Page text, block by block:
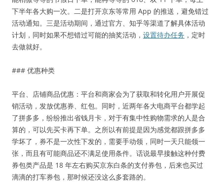
下半年各大购一次。二是打开京东等常用 App 的推送，避免错过
活动通知。三是活动期间，通过官方、知乎等渠道了解具体活动
计划，同时如果不想错过可能的抽奖活动， 设置待办任务 ，定时
去做就好。
### 优惠种类
平台、店铺商品优惠：平台和商家会为了获取和转化用户开展促
销活动，发放优惠券、红包。同时，近两年各大电商平台都学起
了拼多多，纷纷推出省钱月卡，对于有集中性购物需求的人是合
算的，可以先买卡再下单。之所以有前提是因为感觉都跟拼多多
学坏了，券不是一次性下发的，需要手动领，同时一天只能领一
张，而且有可能商品还不满足使用条件。话说最早接触这种付费
券包类产品是 18 年左右购买京东白条的支付券包，后来也买过
滴滴的打车券包，那时候还没这么多套路的。